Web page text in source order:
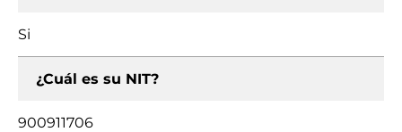
Si
¿Cuál es su NIT?
900911706